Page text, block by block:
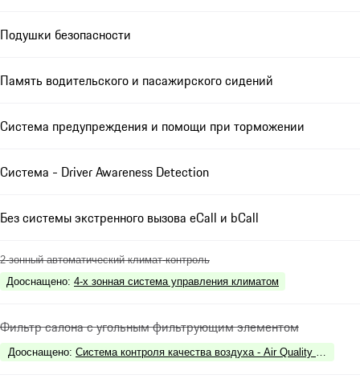
Подушки безопасности
Память водительского и пасажирского сидений
Система предупреждения и помощи при торможении
Система - Driver Awareness Detection
Без системы экстренного вызова eCall и bCall
2-зонный автоматический климат-контроль
Дооснащено: 4-х зонная система управления климатом
Фильтр салона с угольным фильтрующим элементом
Дооснащено: Система контроля качества воздуха - Air Quality System